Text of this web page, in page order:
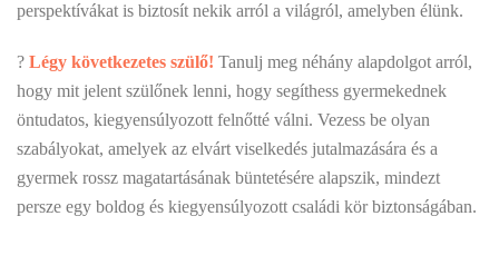
perspektívákat is biztosít nekik arról a világról, amelyben élünk.
? Légy következetes szülő! Tanulj meg néhány alapdolgot arról,
hogy mit jelent szülőnek lenni, hogy segíthess gyermekednek
öntudatos, kiegyensúlyozott felnőtté válni. Vezess be olyan
szabályokat, amelyek az elvárt viselkedés jutalmazására és a
gyermek rossz magatartásának büntetésére alapszik, mindezt
persze egy boldog és kiegyensúlyozott családi kör biztonságában.